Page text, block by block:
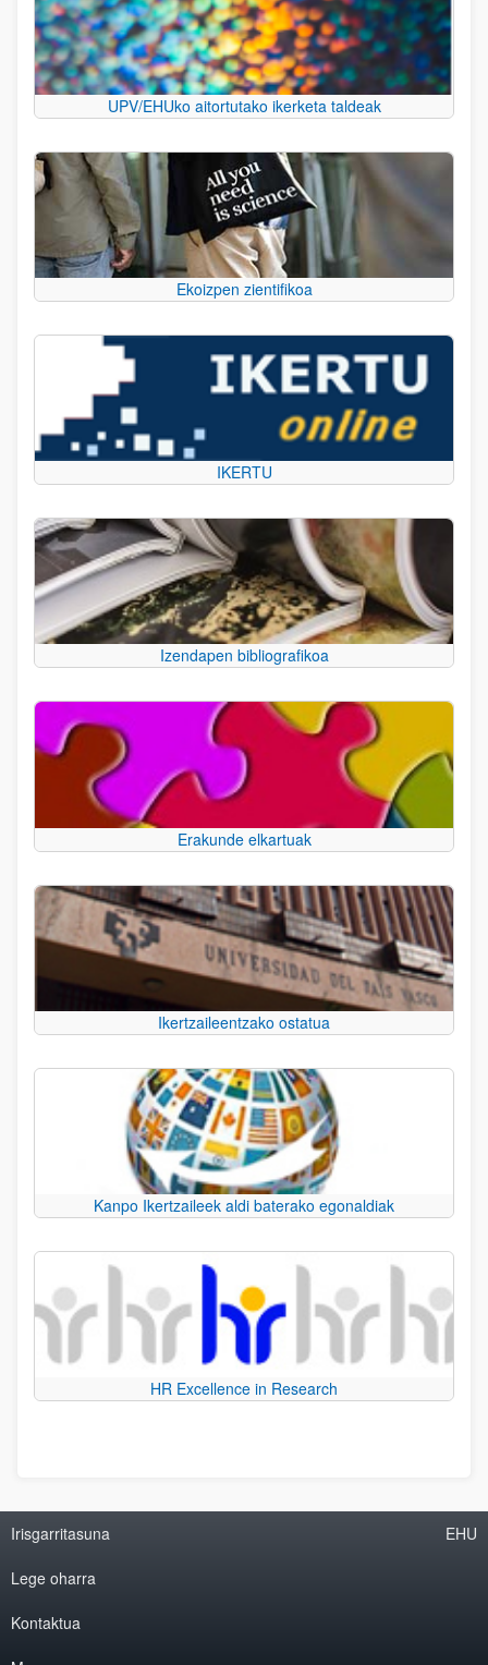
UPV/EHUko aitortutako ikerketa taldeak
Ekoizpen zientifikoa
IKERTU
Izendapen bibliografikoa
Erakunde elkartuak
Ikertzaileentzako ostatua
Kanpo Ikertzaileek aldi baterako egonaldiak
HR Excellence in Research
Irisgarritasuna
Lege oharra
Kontaktua
EHU